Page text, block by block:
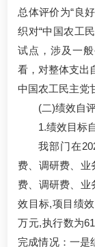
总体评价为“良
织对“中国农工
试点，涉及一
看，对整体支出
中国农工民主党
(二)绩效自
1.绩效目标
我部门在
费、调研费、业
费、调研费、业
效目标,项目绩
万元,执行数为
完成情况：一是